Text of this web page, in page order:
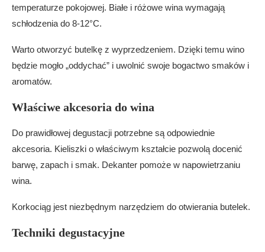
temperaturze pokojowej. Białe i różowe wina wymagają
schłodzenia do 8-12°C.
Warto otworzyć butelkę z wyprzedzeniem. Dzięki temu wino
będzie mogło „oddychać” i uwolnić swoje bogactwo smaków i
aromatów.
Właściwe akcesoria do wina
Do prawidłowej degustacji potrzebne są odpowiednie
akcesoria. Kieliszki o właściwym kształcie pozwolą docenić
barwę, zapach i smak. Dekanter pomoże w napowietrzaniu
wina.
Korkociąg jest niezbędnym narzędziem do otwierania butelek.
Techniki degustacyjne